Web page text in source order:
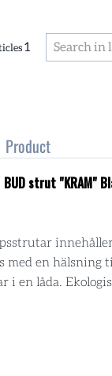
1
Product
BUD strut "KRAM"
med en hälsning
i en låda.